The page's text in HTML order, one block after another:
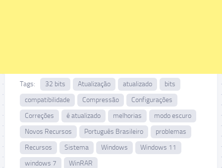
Tags: 32 bits Atualização atualizado
bits
compatibilidade
Compressão
Configurações
Correções
é atualizado melhorias
modo escuro
Novos Recursos
Português Brasileiro
problemas
Recursos
Sistema Windows
Windows 11
windows 7
WinRAR